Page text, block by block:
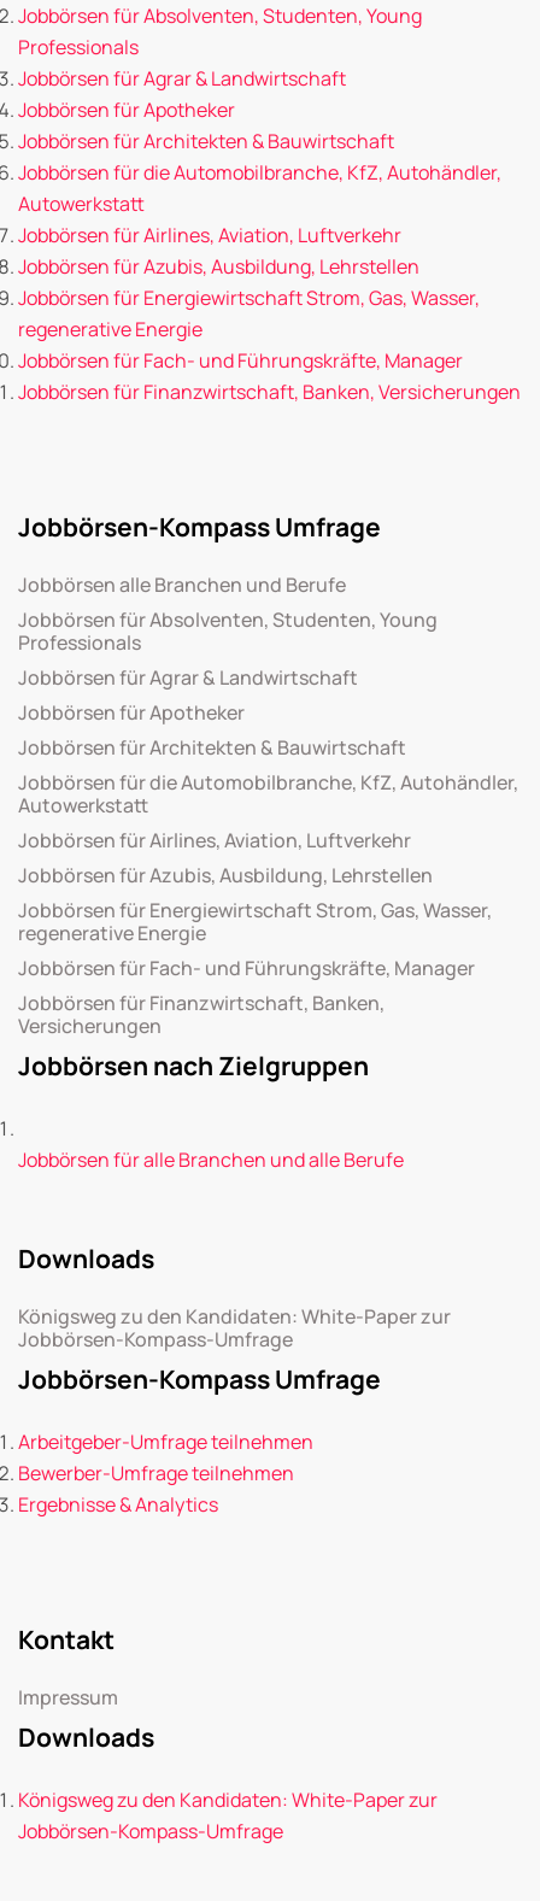
Jobbörsen für Absolventen, Studenten, Young
Professionals
Jobbörsen für Agrar & Landwirtschaft
Jobbörsen für Apotheker
Jobbörsen für Architekten & Bauwirtschaft
Jobbörsen für die Automobilbranche, KfZ, Autohändler,
Autowerkstatt
Jobbörsen für Airlines, Aviation, Luftverkehr
Jobbörsen für Azubis, Ausbildung, Lehrstellen
Jobbörsen für Energiewirtschaft Strom, Gas, Wasser,
regenerative Energie
Jobbörsen für Fach- und Führungskräfte, Manager
Jobbörsen für Finanzwirtschaft, Banken, Versicherungen
Jobbörsen-Kompass Umfrage
Jobbörsen alle Branchen und Berufe
Jobbörsen für Absolventen, Studenten, Young
Professionals
Jobbörsen für Agrar & Landwirtschaft
Jobbörsen für Apotheker
Jobbörsen für Architekten & Bauwirtschaft
Jobbörsen für die Automobilbranche, KfZ, Autohändler,
Autowerkstatt
Jobbörsen für Airlines, Aviation, Luftverkehr
Jobbörsen für Azubis, Ausbildung, Lehrstellen
Jobbörsen für Energiewirtschaft Strom, Gas, Wasser,
regenerative Energie
Jobbörsen für Fach- und Führungskräfte, Manager
Jobbörsen für Finanzwirtschaft, Banken,
Versicherungen
Jobbörsen nach Zielgruppen
Jobbörsen für alle Branchen und alle Berufe
Downloads
Königsweg zu den Kandidaten: White-Paper zur
Jobbörsen-Kompass-Umfrage
Jobbörsen-Kompass Umfrage
Arbeitgeber-Umfrage teilnehmen
Bewerber-Umfrage teilnehmen
Ergebnisse & Analytics
Kontakt
Impressum
Downloads
Königsweg zu den Kandidaten: White-Paper zur
Jobbörsen-Kompass-Umfrage